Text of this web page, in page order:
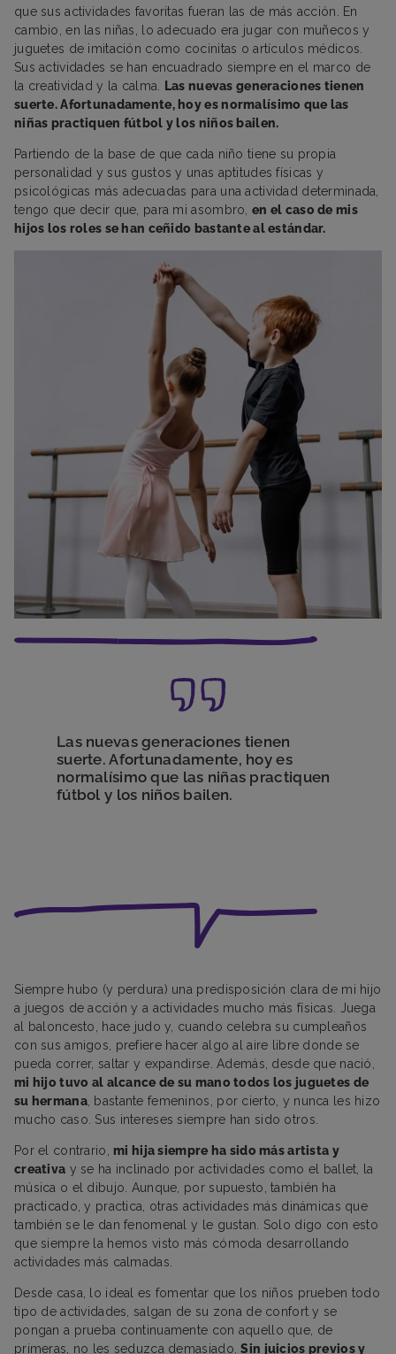
que sus actividades favoritas fueran las de más acción. En
cambio, en las niñas, lo adecuado era jugar con muñecos y
juguetes de imitación como cocinitas o artículos médicos.
Sus actividades se han encuadrado siempre en el marco de
la creatividad y la calma.
Las nuevas generaciones tienen
suerte. Afortunadamente, hoy es normalísimo que las
niñas practiquen fútbol y los niños bailen.
Partiendo de la base de que cada niño tiene su propia
personalidad y sus gustos y unas aptitudes físicas y
psicológicas más adecuadas para una actividad determinada,
tengo que decir que, para mi asombro, en el caso de mis
hijos los roles se han ceñido bastante al estándar.
Las nuevas generaciones tienen
suerte. Afortunadamente, hoy es
normalísimo que las niñas practiquen
fútbol y los niños bailen.
Siempre hubo (y perdura) una predisposición clara de mi hijo
a juegos de acción y a actividades mucho más físicas. Juega
al baloncesto, hace judo y, cuando celebra su cumpleaños
con sus amigos, prefiere hacer algo al aire libre donde se
pueda correr, saltar y expandirse. Además, desde que nació,
mi hijo tuvo al alcance de su mano todos los juguetes de
su hermana, bastante femeninos, por cierto, y nunca les hizo
mucho caso. Sus intereses siempre han sido otros.
Por el contrario,mi hija siempre ha sido más artista y
creativa y se ha inclinado por actividades como el ballet, la
música o el dibujo. Aunque, por supuesto, también ha
practicado, y practica, otras actividades más dinámicas que
también se le dan fenomenal y le gustan. Solo digo con esto
que siempre la hemos visto más cómoda desarrollando
actividades más calmadas.
Desde casa, lo ideal es fomentar que los niños prueben todo
tipo de actividades, salgan de su zona de confort y se
pongan a prueba continuamente con aquello que, de
primeras, no les seduzca demasiado.Sin juicios previos y